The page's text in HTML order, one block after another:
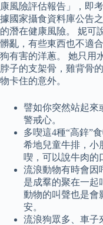
康風險評估報告」，即
據國家攝食資料庫公告
的潛在健康風險。 妮可
髒亂，有些東西也不適
狗有害的洋蔥。 她只用
脖子的支架骨，雞背骨
物卡住的意外。
譬如你突然站起來
警戒心。
多喫這4種“高鋅”
希地兒童牛排，小
喫，可以說牛肉
流浪動物有時會因
是成羣的聚在一起
動物的叫聲也是會
安。
流浪狗眾多、車子